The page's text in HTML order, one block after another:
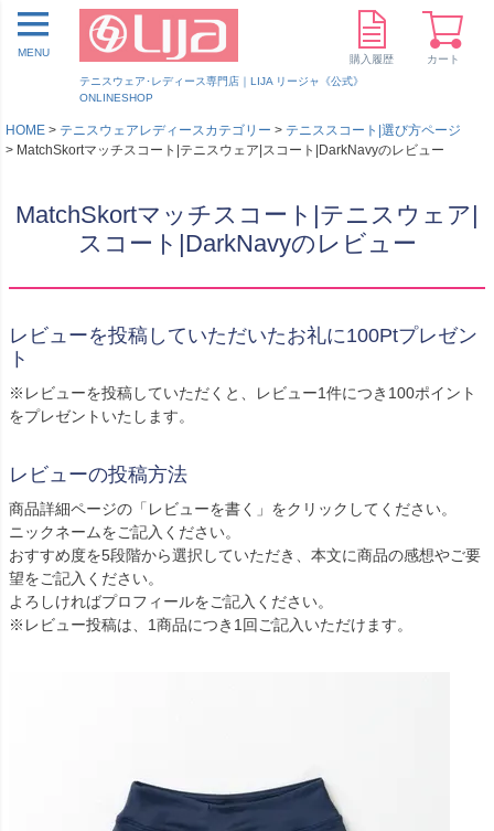
テニスウェア･レディース専門店｜LIJA リージャ《公式》
ONLINESHOP
MENU
購入履歴 カート
HOME テニスウェアレディースカテゴリー
テニススコート|選び方ページ
MatchSkortマッチスコート|テニスウェア|スコート|DarkNavyのレビュー
MatchSkortマッチスコート|テニスウェア|
スコート|DarkNavyのレビュー
レビューを投稿していただいたお礼に100Ptプレゼン
ト
※レビューを投稿していただくと、レビュー1件につき100ポイント
をプレゼントいたします。
レビューの投稿方法
商品詳細ページの「レビューを書く」をクリックしてください。
ニックネームをご記入ください。
おすすめ度を5段階から選択していただき、本文に商品の感想やご要
望をご記入ください。
よろしければプロフィールをご記入ください。
※レビュー投稿は、1商品につき1回ご記入いただけます。